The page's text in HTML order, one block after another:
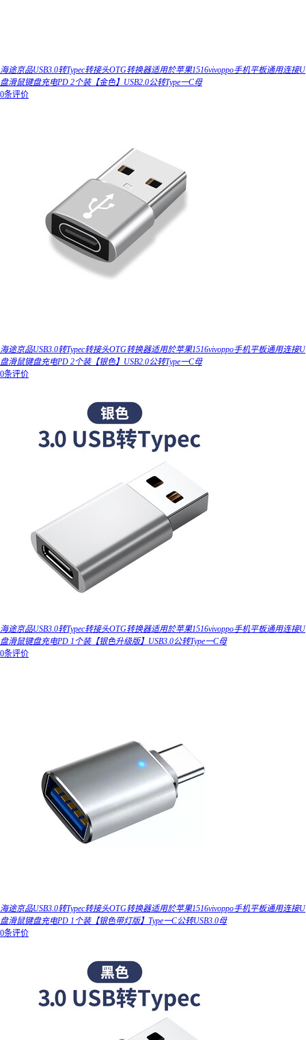
海途京品USB3.0转Typec转接头OTG转换器适用於苹果1516vivoppo手机平板通用连接U
盘滑鼠键盘充电PD 2个装【金色】USB2.0公转Type一C母
0条评价
海途京品USB3.0转Typec转接头OTG转换器适用於苹果1516vivoppo手机平板通用连接U
盘滑鼠键盘充电PD 2个装【银色】USB2.0公转Type一C母
0条评价
海途京品USB3.0转Typec转接头OTG转换器适用於苹果1516vivoppo手机平板通用连接U
盘滑鼠键盘充电PD 1个装【银色升级版】USB3.0公转Type一C母
0条评价
海途京品USB3.0转Typec转接头OTG转换器适用於苹果1516vivoppo手机平板通用连接U
盘滑鼠键盘充电PD 1个装【银色带灯版】Type一C公转USB3.0母
0条评价